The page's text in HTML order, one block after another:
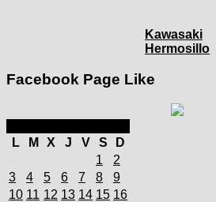
Kawasaki
Hermosillo
Facebook Page Like
L
M X J V S
D
1
2
3
4 5 6 7 8
9
10 11 12 13 14 15 16